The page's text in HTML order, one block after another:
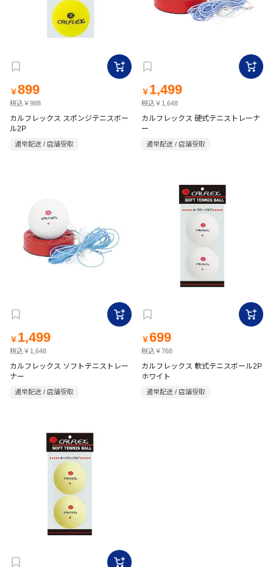
￥899
税込￥988
カルフレックス スポンジテニスボー
ル2P
通常配送 / 店舗受取
￥ 1,499
税込￥1,648
カルフレックス 硬式テニストレーナ
ー
通常配送 / 店舗受取
￥ 1,499
税込￥1,648
カルフレックス ソフトテニストレー
ナー
通常配送 / 店舗受取
￥699
税込￥768
カルフレックス 軟式テニスボール2P
ホワイト
通常配送 / 店舗受取